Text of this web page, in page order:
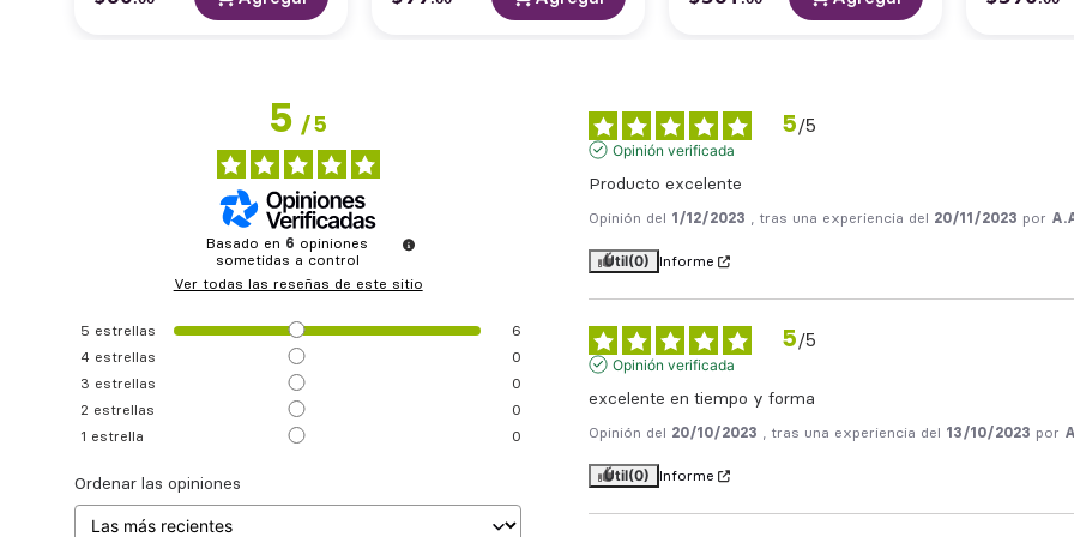
5/5
Basado en 6 opiniones
sometidas a control
Ver todas las reseñas de este sitio
5 estrellas
6
4 estrellas
0
3 estrellas
0
2 estrellas
0
1 estrella 0
Ordenar las opiniones
5/5
Opinión verificada
Producto excelente
Opinión del 1/12/2023 , tras una experiencia del 20/11/2023 por
Útil(0) Informe
5/5
Opinión verificada
excelente en tiempo y forma
Opinión del 20/10/2023 , tras una experiencia del 13/10/2023 por
Útil(0) Informe